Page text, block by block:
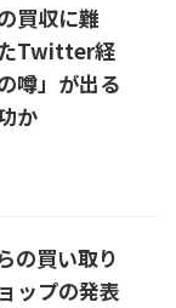
買収に難
Twitter経
噂」が出る
か
の買い取り
ップの発表